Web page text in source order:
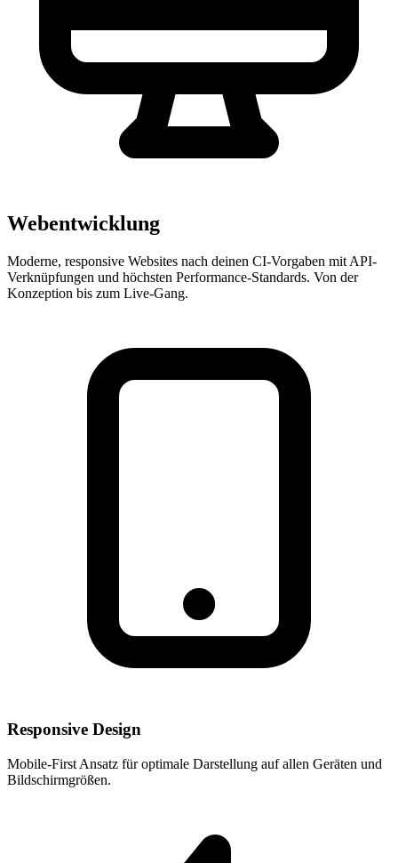
Webentwicklung
Moderne, responsive Websites nach deinen CI-Vorgaben mit API-
Verknüpfungen und höchsten Performance-Standards. Von der
Konzeption bis zum Live-Gang.
Responsive Design
Mobile-First Ansatz für optimale Darstellung auf allen Geräten und
Bildschirmgrößen.